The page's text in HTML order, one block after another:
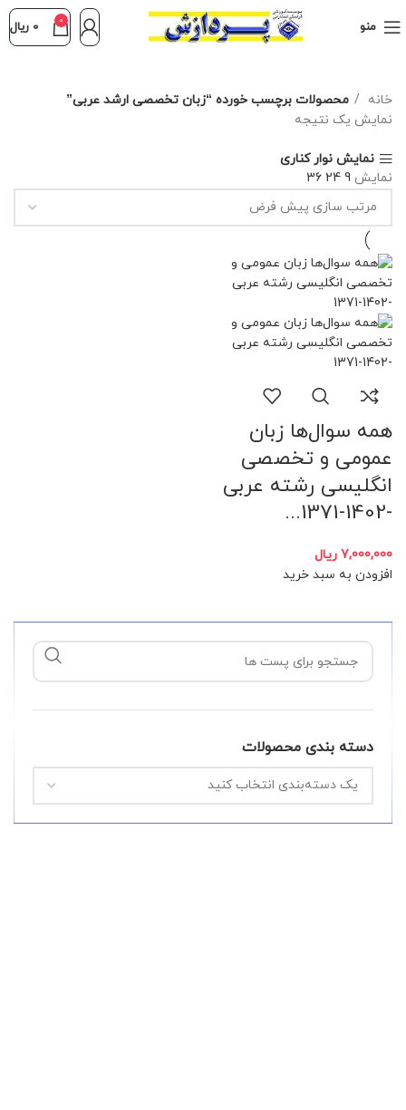
منو 0
0 ریال
دسته بندی محصولات
خانه
محصولات برچسب خورده “زبان تخصصی ارشد عربی”
نمایش یک نتیجه
نمایش نوار کناری
نمایش 9
24
36
همه سوال‌ها زبان
عمومی و تخصصی
انگلیسی رشته عربی
-1402-1371...
7,000,000 ریال
افزودن به سبد خرید